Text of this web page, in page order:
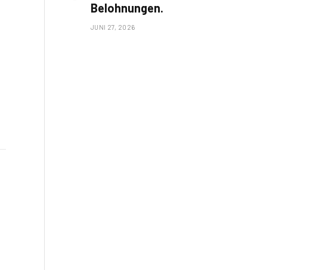
Belohnungen.
JUNI 27, 2026